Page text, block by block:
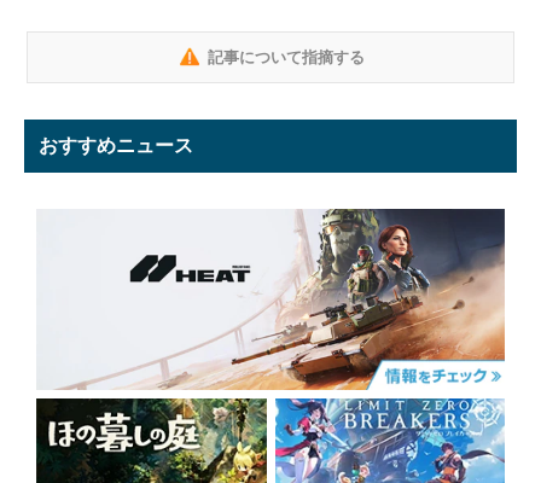
記事について指摘する
おすすめニュース